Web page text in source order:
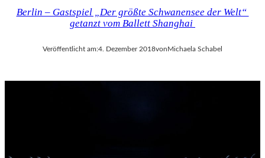
Berlin – Gastspiel „Der größte Schwanensee der Welt“
getanzt vom Ballett Shanghai
Veröffentlicht am:4. Dezember 2018vonMichaela Schabel